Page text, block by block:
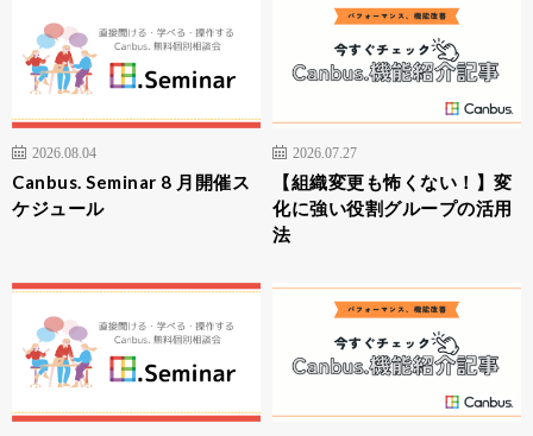
2026.08.04
Canbus. Seminar 8 月開催ス
ケジュール
2026.07.27
【組織変更も怖くない！】変
化に強い役割グループの活用
法